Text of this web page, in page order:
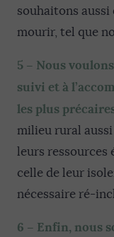
souhaitons aussi
mourir, tel que
5 – Nous
suivi et à
les plus
milieu rural aussi
leurs ressources
celle de leur
nécessaire ré-
6 – Enfin, nous